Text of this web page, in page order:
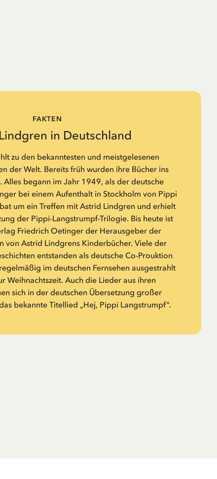
FAKTEN
in Deutschland
zu den bekanntesten und meistgelesenen
der Welt. Bereits früh wurden ihre Bücher ins
Alles begann im Jahr 1949, als der deutsche
bei einem Aufenthalt in Stockholm von Pippi
um ein Treffen mit Astrid Lindgren und erhielt
der Pippi-Langstrumpf-Trilogie. Bis heute ist
Friedrich Oetinger der Herausgeber der
von Astrid Lindgrens Kinderbücher. Viele der
entstanden als deutsche Co-Prouktion
im deutschen Fernsehen ausgestrahlt
Weihnachtszeit. Auch die Lieder aus ihren
sich in der deutschen Übersetzung großer
bekannte Titellied „Hej, Pippi Langstrumpf“.